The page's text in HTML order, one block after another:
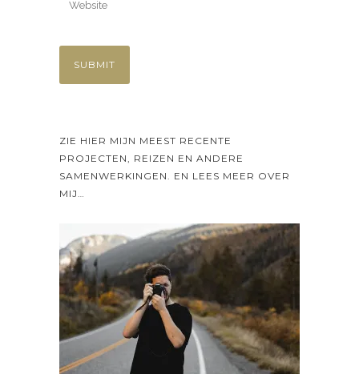
ZIE HIER MIJN MEEST RECENTE
PROJECTEN, REIZEN EN ANDERE
SAMENWERKINGEN. EN LEES MEER OVER
MIJ…